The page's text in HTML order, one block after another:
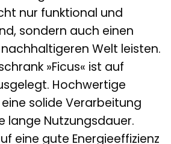
nur funktional und
sondern auch einen
Welt leisten.
»Ficus« ist auf
Hochwertige
solide Verarbeitung
lange Nutzungsdauer.
eine gute Energieeffizienz